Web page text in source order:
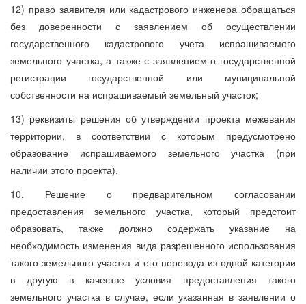
12) право заявителя или кадастрового инженера обращаться
без доверенности с заявлением об осуществлении
государственного кадастрового учета испрашиваемого
земельного участка, а также с заявлением о государственной
регистрации государственной или муниципальной
собственности на испрашиваемый земельный участок;
13) реквизиты решения об утверждении проекта межевания
территории, в соответствии с которым предусмотрено
образование испрашиваемого земельного участка (при
наличии этого проекта).
10. Решение о предварительном согласовании
предоставления земельного участка, который предстоит
образовать, также должно содержать указание на
необходимость изменения вида разрешенного использования
такого земельного участка и его перевода из одной категории
в другую в качестве условия предоставления такого
земельного участка в случае, если указанная в заявлении о